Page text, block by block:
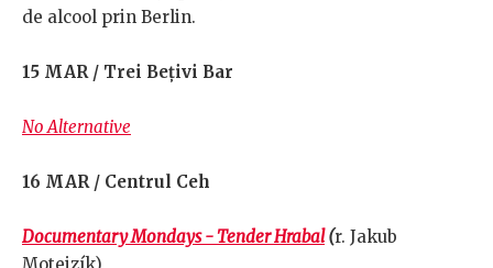
de alcool prin Berlin.
15 MAR / Trei Bețivi Bar
No Alternative
16 MAR / Centrul Ceh
Documentary Mondays - Tender Hrabal(r. Jakub